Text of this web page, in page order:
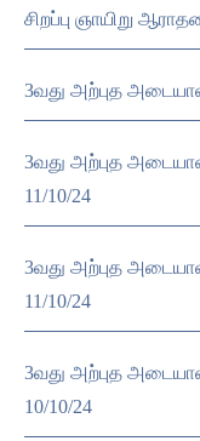
சிறப்பு ஞாயிறு
3வது அற்புத
3வது அற்புத
11/10/24
3வது அற்புத
11/10/24
3வது அற்புத
10/10/24